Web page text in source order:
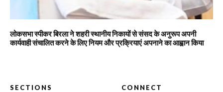
लोकसभा स्पीकर बिरला ने शहरी स्थानीय निकायों से संसद के अनुरूप अपनी
कार्यवाही संचालित करने के लिए नियम और प्रक्रियाएं अपनाने का आह्वान किया
SECTIONS CONNECT